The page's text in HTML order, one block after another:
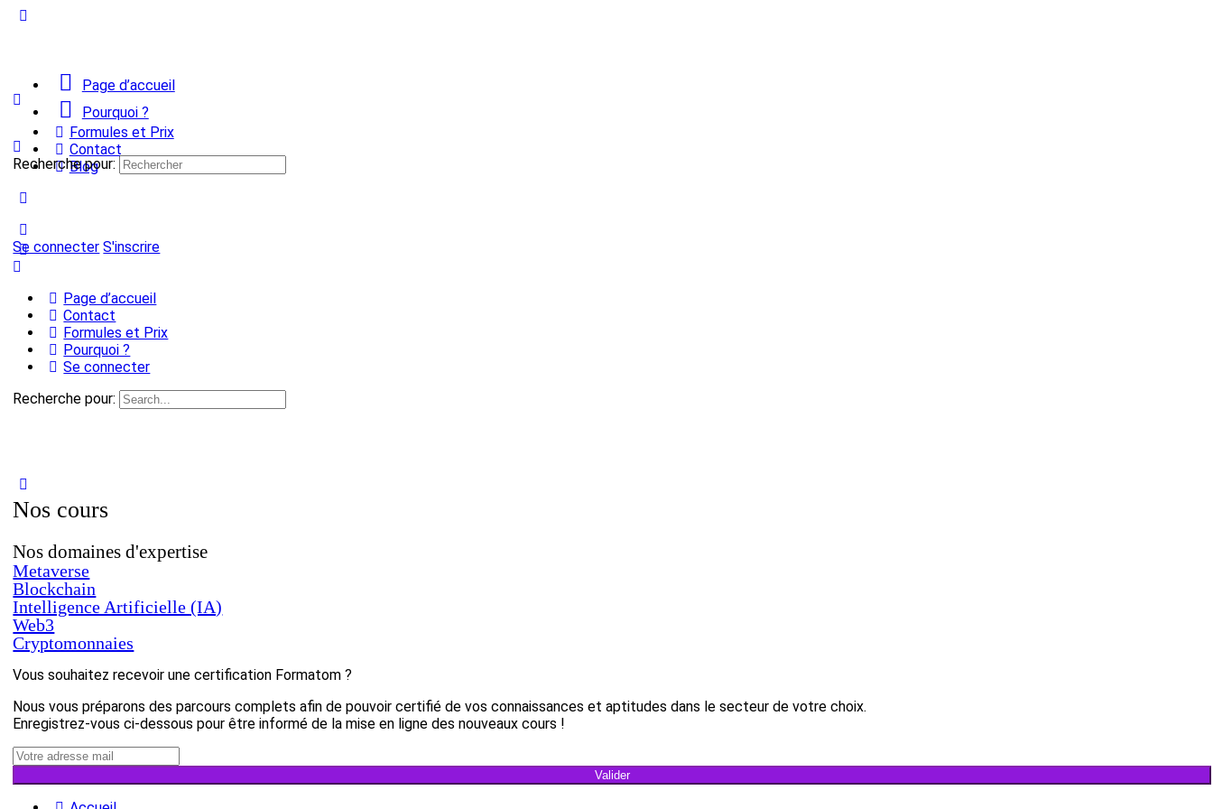
Page d’accueil
Pourquoi ?
Formules et Prix
Contact
Blog
Se connecter S'inscrire
Recherche pour:
Page d’accueil
Contact
Formules et Prix
Pourquoi ?
Se connecter
Recherche pour:
Nos cours
Nos domaines d'expertise
Metaverse
Blockchain
Intelligence Artificielle (IA)
Web3
Cryptomonnaies
Vous souhaitez recevoir une certification Formatom ?
Nous vous préparons des parcours complets afin de pouvoir certifié de vos connaissances et aptitudes dans le secteur de votre choix.
Enregistrez-vous ci-dessous pour être informé de la mise en ligne des nouveaux cours !
Valider